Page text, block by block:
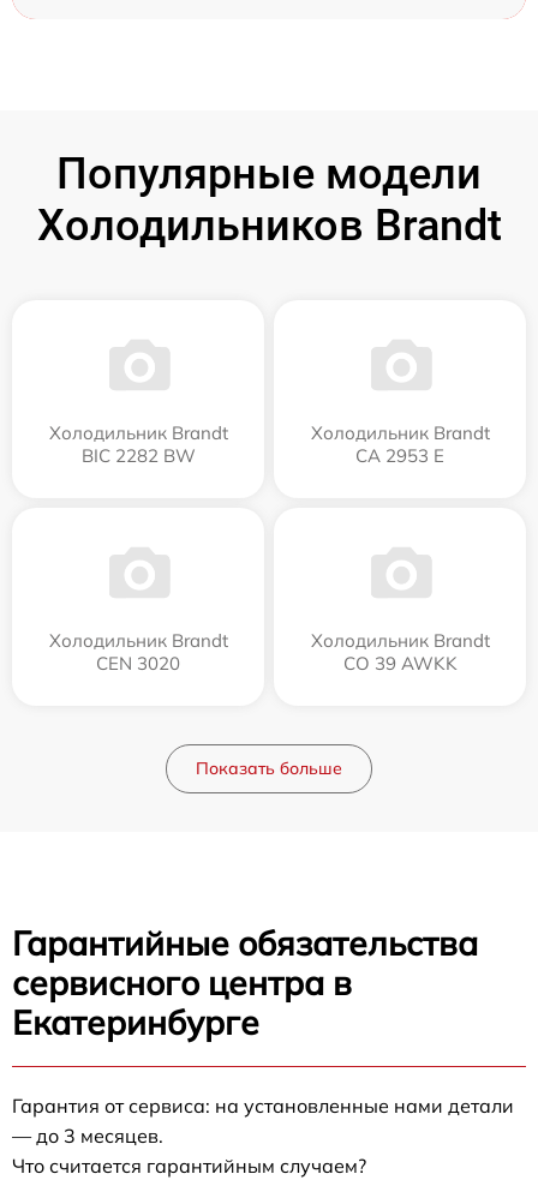
Популярные модели
Холодильников Brandt
Холодильник Brandt
BIC 2282 BW
Холодильник Brandt
CA 2953 E
Холодильник Brandt
CEN 3020
Холодильник Brandt
CO 39 AWKK
Показать больше
Гарантийные обязательства
сервисного центра в
Екатеринбурге
Гарантия от сервиса: на установленные нами детали
— до 3 месяцев.
Что считается гарантийным случаем?